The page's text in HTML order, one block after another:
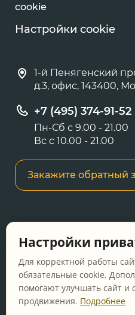
cookie
Настройки cookie
1-й Пенягенский
д.3, офис, 143400,
+7 (495) 374-91-52
Пн-Сб с 9.00 - 21.00
Вс с 10.00 - 21.00
Закажите обратный
сайте носит
является публичной
положениями
Перед
актуальную цену у
Настройки
Для корректной работы
обязательные cookie.
помогают улучшать сайт и
продвижения. Подробнее